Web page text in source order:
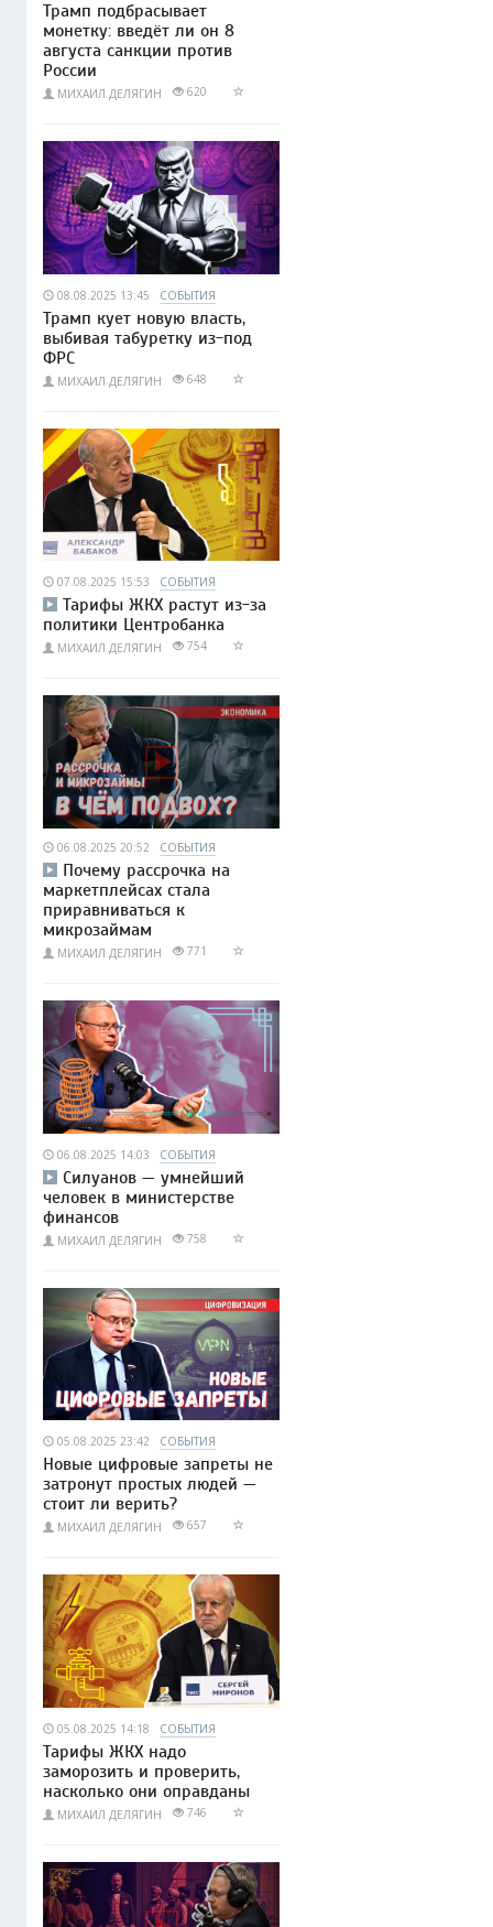
Трамп подбрасывает
монетку: введёт ли он 8
августа санкции против
России
МИХАИЛ ДЕЛЯГИН 620
08.08.2025 13:45 СОБЫТИЯ
Трамп кует новую власть,
выбивая табуретку из-под
ФРС
МИХАИЛ ДЕЛЯГИН 648
07.08.2025 15:53 СОБЫТИЯ
Тарифы ЖКХ растут из-за
политики Центробанка
МИХАИЛ ДЕЛЯГИН 754
06.08.2025 20:52 СОБЫТИЯ
Почему рассрочка на
маркетплейсах стала
приравниваться к
микрозаймам
МИХАИЛ ДЕЛЯГИН 771
06.08.2025 14:03 СОБЫТИЯ
Силуанов — умнейший
человек в министерстве
финансов
МИХАИЛ ДЕЛЯГИН 758
05.08.2025 23:42 СОБЫТИЯ
Новые цифровые запреты не
затронут простых людей —
стоит ли верить?
МИХАИЛ ДЕЛЯГИН 657
05.08.2025 14:18 СОБЫТИЯ
Тарифы ЖКХ надо
заморозить и проверить,
насколько они оправданы
МИХАИЛ ДЕЛЯГИН 746